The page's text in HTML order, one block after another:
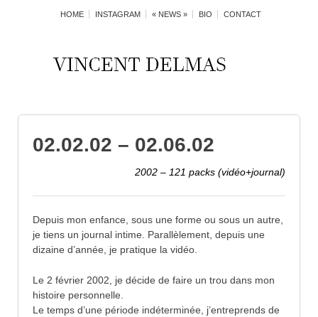
HOME INSTAGRAM « NEWS » BIO CONTACT
02.02.02 – 02.06.02
2002 – 121 packs (vidéo+journal)
Depuis mon enfance, sous une forme ou sous un autre,
je tiens un journal intime. Parallèlement, depuis une
dizaine d’année, je pratique la vidéo.
Le 2 février 2002, je décide de faire un trou dans mon
histoire personnelle.
Le temps d’une période indéterminée, j’entreprends de